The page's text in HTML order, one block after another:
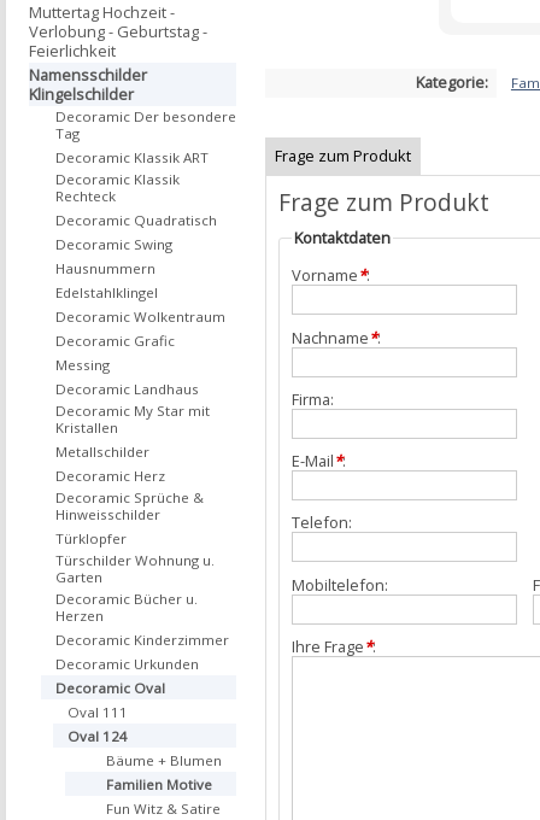
Kategorie:
Frage zum Produkt
Frage zum Produkt
Kontaktdaten
Vorname*:
Nachname*:
Firma:
E-Mail*:
Telefon:
Mobiltelefon:
Ihre Frage*:
Muttertag Hochzeit -
Verlobung - Geburtstag -
Feierlichkeit
Namensschilder
Klingelschilder
Decoramic Der besondere
Tag
Decoramic Klassik ART
Decoramic Klassik
Rechteck
Decoramic Quadratisch
Decoramic Swing
Hausnummern
Edelstahlklingel
Decoramic Wolkentraum
Decoramic Grafic
Messing
Decoramic Landhaus
Decoramic My Star mit
Kristallen
Metallschilder
Decoramic Herz
Decoramic Sprüche &
Hinweisschilder
Türklopfer
Türschilder Wohnung u.
Garten
Decoramic Bücher u.
Herzen
Decoramic Kinderzimmer
Decoramic Urkunden
Decoramic Oval
Oval 111
Oval 124
Bäume + Blumen
Familien Motive
Fun Witz & Satire